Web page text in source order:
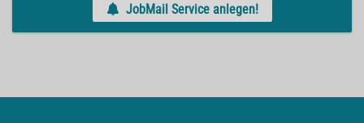
JobMail Service anlegen!